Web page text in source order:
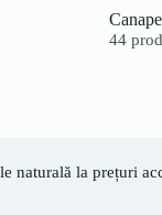
44
naturală la prețuri